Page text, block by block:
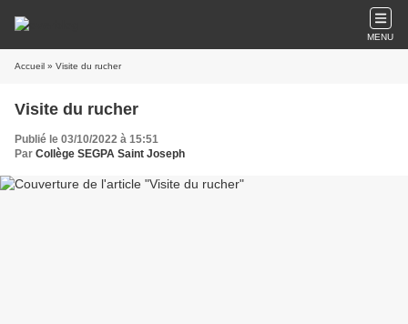
MENU
Accueil » Visite du rucher
Visite du rucher
Publié le 03/10/2022 à 15:51
Par Collège SEGPA Saint Joseph